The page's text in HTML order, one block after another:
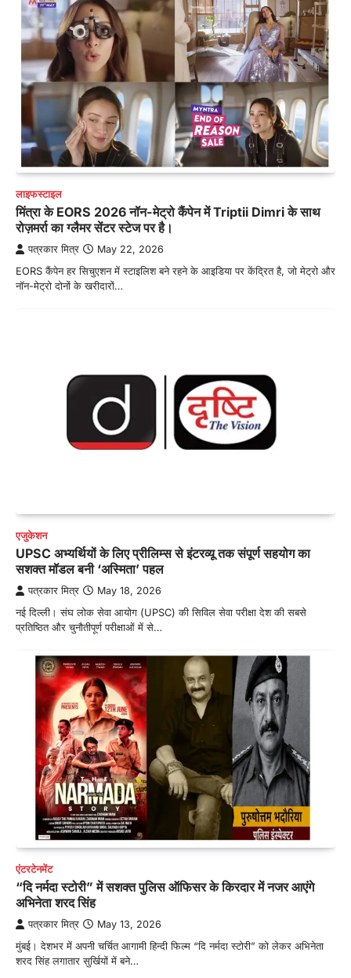
लाइफस्टाइल
मिंत्रा के EORS 2026 नॉन-मेट्रो कैंपेन में Triptii Dimri के साथ
रोज़मर्रा का ग्लैमर सेंटर स्टेज पर है।
पत्रकार मित्र May 22, 2026
EORS कैंपेन हर सिचुएशन में स्टाइलिश बने रहने के आइडिया पर केंद्रित है, जो मेट्रो और
नॉन-मेट्रो दोनों के खरीदारों…
एजुकेशन
UPSC अभ्यर्थियों के लिए प्रीलिम्स से इंटरव्यू तक संपूर्ण सहयोग का
सशक्त मॉडल बनी ‘अस्मिता’ पहल
पत्रकार मित्र May 18, 2026
नई दिल्ली। संघ लोक सेवा आयोग (UPSC) की सिविल सेवा परीक्षा देश की सबसे
प्रतिष्ठित और चुनौतीपूर्ण परीक्षाओं में से…
एंटरटेनमेंट
“दि नर्मदा स्टोरी” में सशक्त पुलिस ऑफिसर के किरदार में नजर आएंगे
अभिनेता शरद सिंह
पत्रकार मित्र May 13, 2026
मुंबई। देशभर में अपनी चर्चित आगामी हिन्दी फिल्म “दि नर्मदा स्टोरी” को लेकर अभिनेता
शरद सिंह लगातार सुर्खियों में बने…